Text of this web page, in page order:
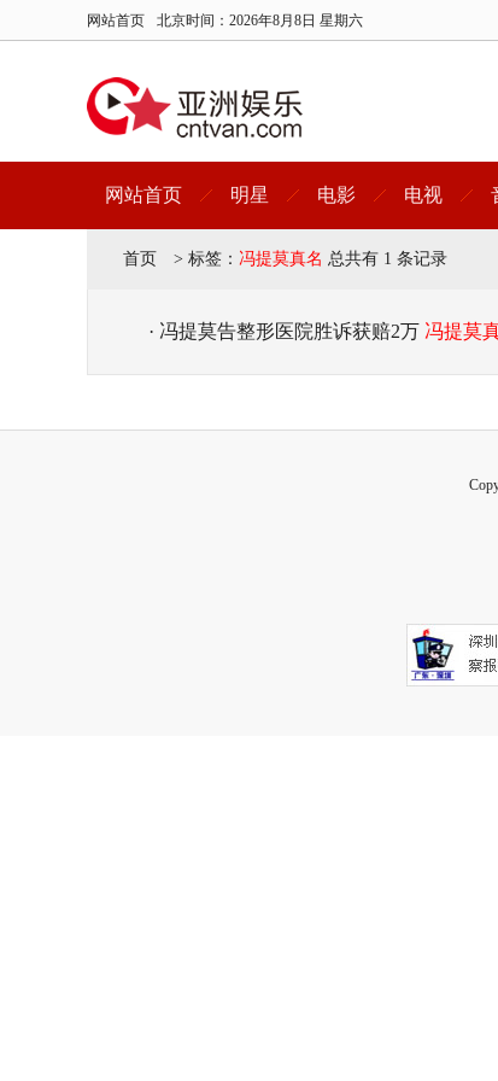
网站首页 北京时间： 2026年8月8日 星期六
网站首页 明星 电影 电视
首页 > 标签： 冯提莫真名 总共有 1 条记录
· 冯提莫告整形医院胜诉获赔2万 冯提莫